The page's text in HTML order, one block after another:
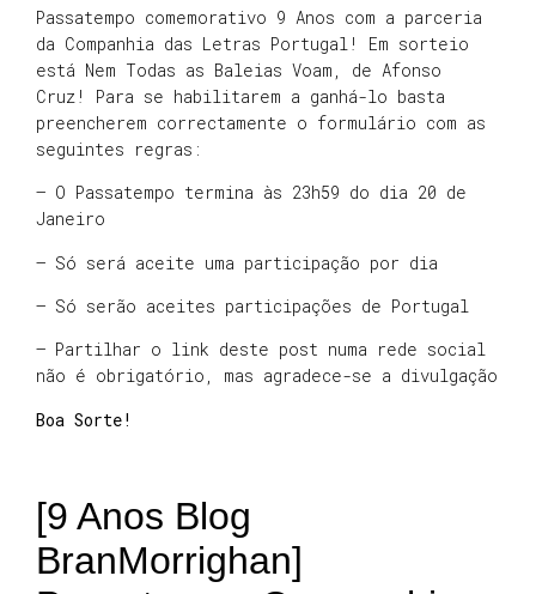
Passatempo comemorativo 9 Anos com a parceria
da Companhia das Letras Portugal! Em sorteio
está Nem Todas as Baleias Voam, de Afonso
Cruz! Para se habilitarem a ganhá-lo basta
preencherem correctamente o formulário com as
seguintes regras:
– O Passatempo termina às 23h59 do dia 20 de
Janeiro
– Só será aceite uma participação por dia
– Só serão aceites participações de Portugal
– Partilhar o link deste post numa rede social
não é obrigatório, mas agradece-se a divulgação
Boa Sorte!